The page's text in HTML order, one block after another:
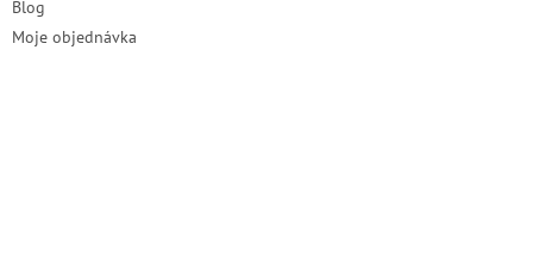
Blog
Moje objednávka